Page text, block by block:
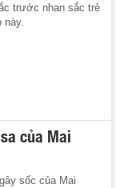
trước nhan sắc trẻ
này.
của Mai
sốc của Mai